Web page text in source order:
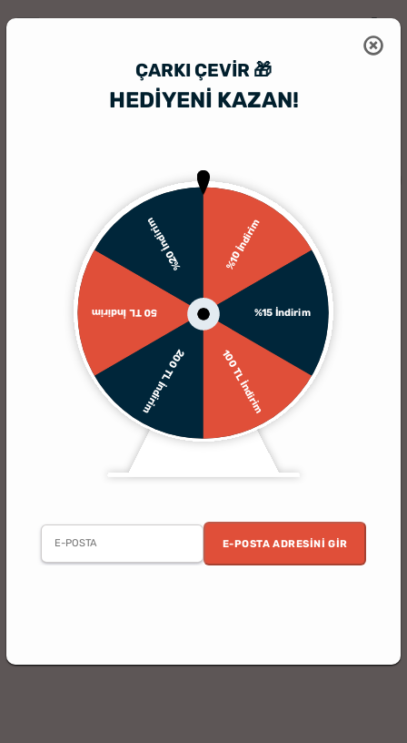
ÇARKI ÇEVIR 🎁
HEDİYENİ KAZAN!
%10 İndirim
%15 İndirim
100 TL İndirim
200 TL İndirim
50 TL İndirim
%20 İndirim
E-POSTA ADRESINI GIR